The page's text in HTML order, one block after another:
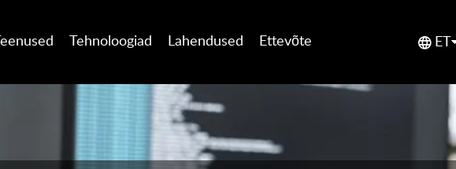
Teenused Tehnoloogiad Lahendused Ettevõte ET